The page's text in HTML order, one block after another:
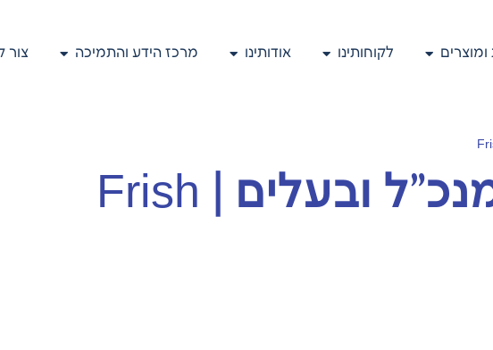
ומוצרים לקוחותינו אודותינו מרכז הידע והתמיכה צור
ניר פרישווסר | מנכ”ל ובעלים | Frish